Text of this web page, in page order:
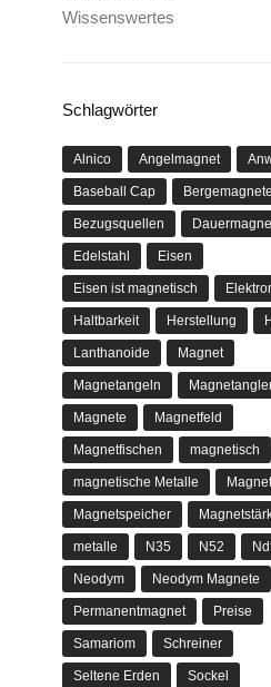
Wissenswertes
Schlagwörter
Alnico Angelmagnet
Baseball Cap Bergemagnete
Bezugsquellen
Edelstahl Eisen
Eisen ist magnetisch
Haltbarkeit Herstellung
Lanthanoide Magnet
Magnetangeln
Magnete Magnetfeld
Magnetfischen magnetisch
magnetische Metalle
Magnetspeicher
metalle N35 N52
Neodym Neodym Magnete
Permanentmagnet Preise
Samariom Schreiner
Seltene Erden Sockel